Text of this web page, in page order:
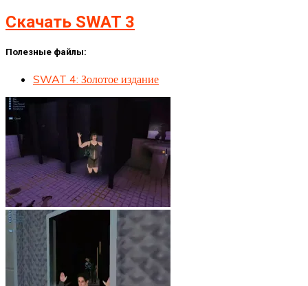
Скачать SWAT 3
Полезные файлы:
SWAT 4: Золотое издание